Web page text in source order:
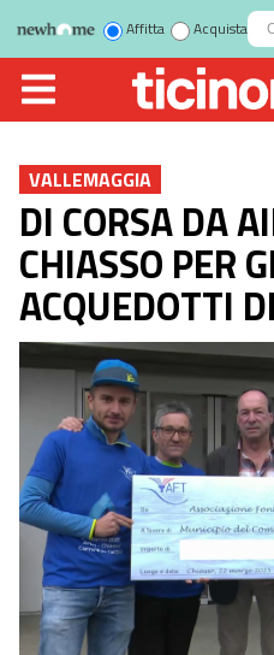
Affitta Acquista
VALLEMAGGIA
DI CORSA DA
CHIASSO PER
ACQUEDOTTI